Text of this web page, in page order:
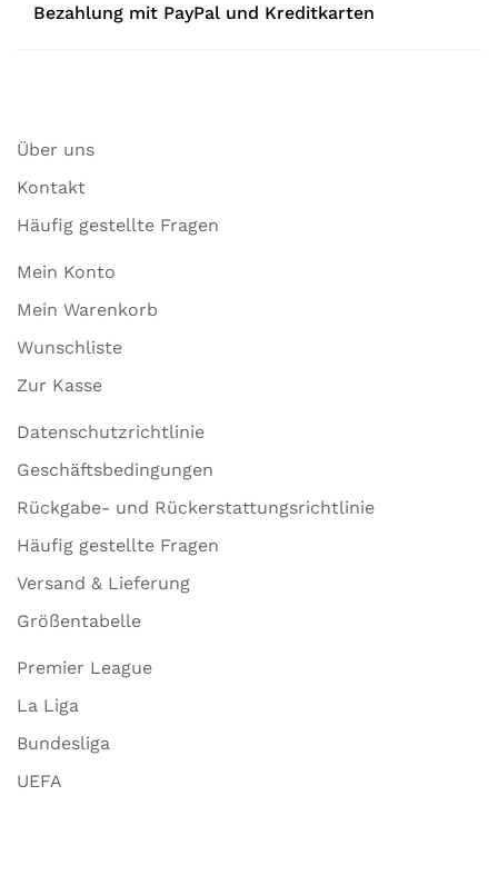
Bezahlung mit PayPal und Kreditkarten
Über uns
Kontakt
Häufig gestellte Fragen
Mein Konto
Mein Warenkorb
Wunschliste
Zur Kasse
Datenschutzrichtlinie
Geschäftsbedingungen
Rückgabe- und Rückerstattungsrichtlinie
Häufig gestellte Fragen
Versand & Lieferung
Größentabelle
Premier League
La Liga
Bundesliga
UEFA